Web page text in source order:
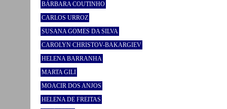
BÁRBARA COUTINHO
CARLOS URROZ
SUSANA GOMES DA SILVA
CAROLYN CHRISTOV-BAKARGIEV
HELENA BARRANHA
MARTA GILI
MOACIR DOS ANJOS
HELENA DE FREITAS